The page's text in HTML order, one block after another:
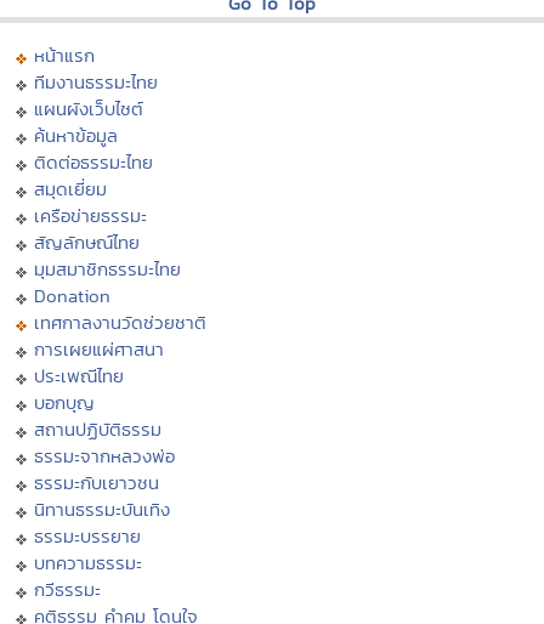
หน้าแรก
ทีมงานธรรมะไทย
แผนผังเว็บไซต์
ค้นหาข้อมูล
ติดต่อธรรมะไทย
สมุดเยี่ยม
เครือข่ายธรรมะ
สัญลักษณ์ไทย
มุมสมาชิกธรรมะไทย
Donation
เทศกาลงานวัดช่วยชาติ
การเผยแผ่ศาสนา
ประเพณีไทย
บอกบุญ
สถานปฏิบัติธรรม
ธรรมะจากหลวงพ่อ
ธรรมะกับเยาวชน
นิทานธรรมะบันเทิง
ธรรมะบรรยาย
บทความธรรมะ
กวีธรรมะ
คติธรรม คำคม โดนใจ